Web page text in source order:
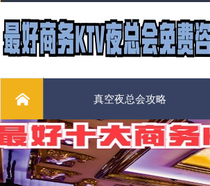
真空夜总会攻略